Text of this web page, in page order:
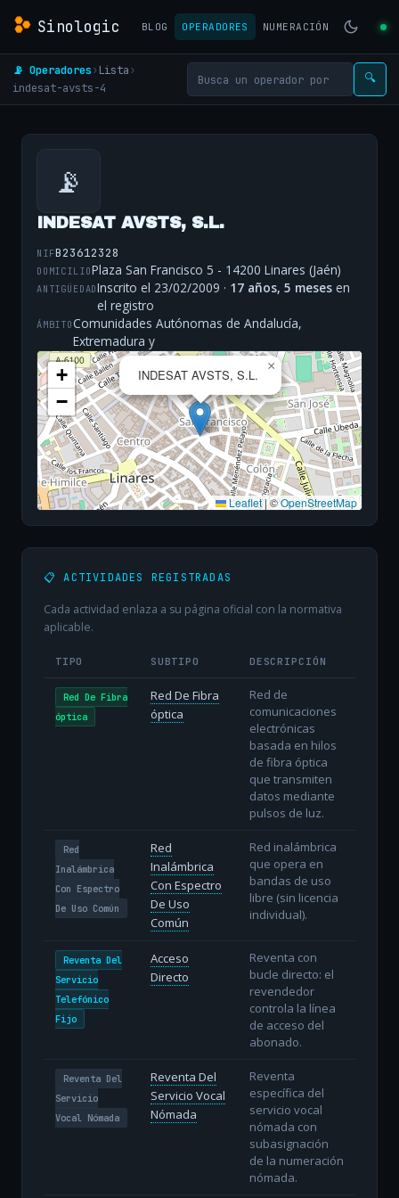
Sinologic BLOG OPERADORES NUMERACIÓN
📡 Operadores› Lista›
indesat-avsts-4
🔍
📡
INDESAT AVSTS, S.L.
NIFB23612328
DOMICILIOPlaza San Francisco 5 - 14200 Linares (Jaén)
ANTIGÜEDADInscrito el 23/02/2009 · 17 años, 5 meses en
el registro
ÁMBITOComunidades Autónomas de Andalucía,
Extremadura y
INDESAT AVSTS, S.L.
×
+
−
Leaflet|©OpenStreetMap
📋 ACTIVIDADES REGISTRADAS
Cada actividad enlaza a su página oficial con la normativa
aplicable.
TIPO SUBTIPO DESCRIPCIÓN
Red De Fibra
óptica
Red De Fibra
óptica
Red de
comunicaciones
electrónicas
basada en hilos
de fibra óptica
que transmiten
datos mediante
pulsos de luz.
Red
Inalámbrica
Con Espectro
De Uso Común
Red
Inalámbrica
Con Espectro
De Uso
Común
Red inalámbrica
que opera en
bandas de uso
libre (sin licencia
individual).
Reventa Del
Servicio
Telefónico
Fijo
Acceso
Directo
Reventa con
bucle directo: el
revendedor
controla la línea
de acceso del
abonado.
Reventa Del
Servicio
Vocal Nómada
Reventa Del
Servicio Vocal
Nómada
Reventa
específica del
servicio vocal
nómada con
subasignación
de la numeración
nómada.